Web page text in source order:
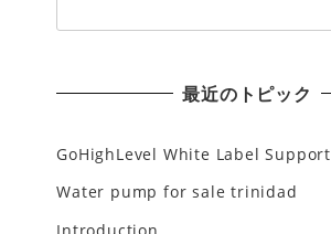
索
最近のトピック
GoHighLevel White Label Support
Water pump for sale trinidad